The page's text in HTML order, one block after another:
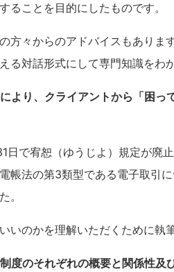
ることを目的にしたものです。
方々からのアドバイスもありま
対話形式にして専門知識をわ
り、クライアントから「困っ
で宥恕（ゆうじよ）規定が廃
帳法の第3類型である電子取引
。
のかを理解いただくために執
のそれぞれの概要と関係性及